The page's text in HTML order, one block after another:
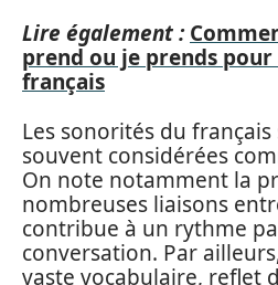
Lire également :
prend ou je prends
français
Les sonorités du
souvent considérées
On note notamment la
nombreuses liaisons
contribue à un rythme
conversation. Par
vaste vocabulaire, reflet